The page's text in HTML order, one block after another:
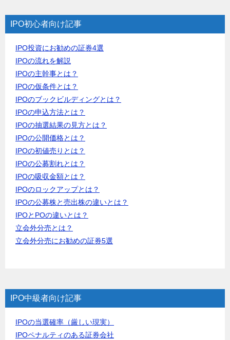
IPO初心者向け記事
IPO投資にお勧めの証券4選
IPOの流れを解説
IPOの主幹事とは？
IPOの仮条件とは？
IPOのブックビルディングとは？
IPOの申込方法とは？
IPOの抽選結果の見方とは？
IPOの公開価格とは？
IPOの初値売りとは？
IPOの公募割れとは？
IPOの吸収金額とは？
IPOのロックアップとは？
IPOの公募株と売出株の違いとは？
IPOとPOの違いとは？
立会外分売とは？
立会外分売にお勧めの証券5選
IPO中級者向け記事
IPOの当選確率（厳しい現実）
IPOペナルティのある証券会社